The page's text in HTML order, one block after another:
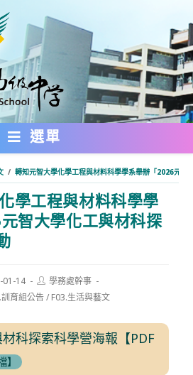
選單
/ 轉知元智大學化學工程與材料科學學系舉辦「2026元智
學工程與材料科學學
智大學化工與材科探
01-14
Post
author:
學務處幹事
育組公告/ F03.生活與藝文
科探索科學營海報【PDF